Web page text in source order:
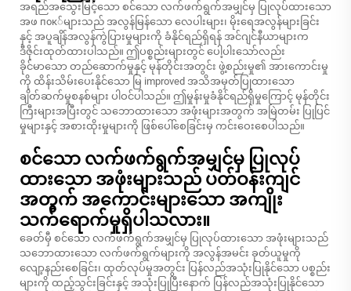
အရည်အသွေးမြင့်သော စင်သော လက်ဖက်ရွက်အမျှင်မှ ပြုလုပ်ထားသော
အဖ пок်များသည် အလွန်မြန်သော လေပါးများ၊ မိုးရေအလွန်များခြင်း
နှင့် အပူချိန်အလွန်ကွဲပြားမှုများကို ခံနိုင်ရည်ရှိရန် အင်ဂျင်နီယာများက
ဒီဇိုင်းထုတ်ထားပါသည်။ ဤပစ္စည်းများတွင် ပေါ့ပါးသော်လည်း
ခိုင်မာသော တည်ဆောက်မှုနှင့် မုန်တိုင်းအတွင်း ဖွဲ့စည်းမှု၏ အားကောင်းမှု
ကို ထိန်းသိမ်းပေးနိုင်သော မြ improved အသိအမှတ်ပြုထားသော
ချိတ်ဆက်မှုစနစ်များ ပါဝင်ပါသည်။ ဤမှုန်းမှုခံနိုင်ရည်ရှိမှုကြောင့် မုန်တိုင်း
ကြီးများအပြီးတွင် သဘောထားသော အဖုံးများအတွက် အမြဲတမ်း ပြုပြင်
မှုများနှင့် အစားထိုးမှုများကို ဖြစ်ပေါ်စေခြင်းမှ ကင်းဝေးစေပါသည်။
စင်သော လက်ဖက်ရွက်အမျှင်မှ ပြုလုပ်
ထားသော အဖုံးများသည် ပတ်ဝန်းကျင်
အတွက် အကောင်းများသော အကျိုး
သက်ရောက်မှုရှိပါသလား။
ခေတ်မှီ စင်သော လက်ဖက်ရွက်အမျှင်မှ ပြုလုပ်ထားသော အဖုံးများသည်
သဘောထားသော လက်ဖက်ရွက်များကို အလွန်အမင်း ခုတ်ယူမှုကို
လျော့နည်းစေခြင်း၊ ထုတ်လုပ်မှုအတွင်း ပြန်လည်အသုံးပြုနိုင်သော ပစ္စည်း
များကို ထည့်သွင်းခြင်းနှင့် အသုံးပြုပြီးနောက် ပြန်လည်အသုံးပြုနိုင်သော